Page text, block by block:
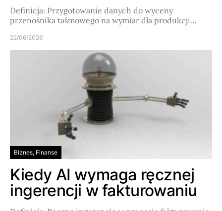
Definicja: Przygotowanie danych do wyceny
przenośnika taśmowego na wymiar dla produkcji…
22/06/2026
Biznes, Finanse
Kiedy AI wymaga ręcznej
ingerencji w fakturowaniu